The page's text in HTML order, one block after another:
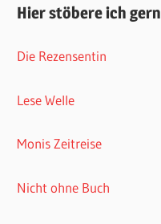
Hier stöbere ich gern
Die Rezensentin
Lese Welle
Monis Zeitreise
Nicht ohne Buch